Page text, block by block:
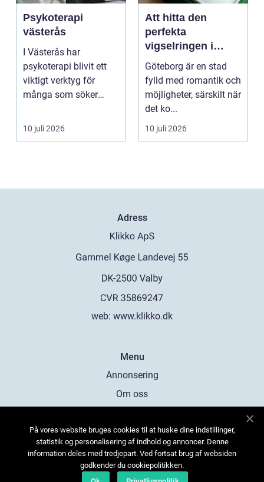
Psykoterapi
västerås
I Västerås har
psykoterapi blivit ett
viktigt verktyg för
många som söker
välmående i liv...
10 juli 2026
Att hitta den
perfekta
vigselringen i
Göteborg
Göteborg är en stad
fylld med romantik och
möjligheter, särskilt när
det ko...
10 juli 2026
Adress
web: www.klikko.dk
Menu
Annonsering
Om oss
Kontakta oss
Sitemap
På vores website bruges cookies til at huske dine indstillinger,
statistik og personalisering af indhold og annoncer. Denne
information deles med tredjepart. Ved fortsat brug af websiden
godkender du cookiepolitikken.